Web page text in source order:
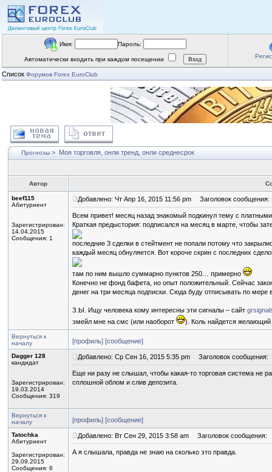
Имя: Пароль:
Автоматически входить при каждом посещении
Список Форумов Forex EuroClub
Прогнозы > Моя торговля, онли тренд, онли среднесрок
Автор
beef115
Абитуриент
Зарегистрирован:
14.04.2015
Сообщения: 1
Добавлено: Чт Апр 16, 2015 11:56 pm Заголовок сообщения:
Всем привет! месяц назад знакомый подкинул тему с
Краткая предыстория: подписался на месяц в марте, чтобы
последние 3 сделки в стейтмент не попали потому что
каждый месяц обнуляется. Вот короче скрин с последних
там по ним вышло суммарно пунктов 250… примерно
Конечно не фонд бафета, но опыт положительный. Сейчас
денег на три месяца подписки. Сюда буду отписывать по мере
З.Ы. Ищу человека кому интересны эти сигналы – сайт
эмейл мне на смс (или наоборот
). Коль найдется
Вернуться к
началу
[профиль] [сообщение]
Dagger 128
кандидат
Зарегистрирован:
19.03.2014
Сообщения: 319
Добавлено: Ср Сен 16, 2015 5:35 pm Заголовок сообщения:
Еще ни разу не слышал, чтобы какая-то торговая система не
сплошной облом и слив депозита.
Вернуться к
началу
[профиль] [сообщение]
Tatochka
Абитуриент
Зарегистрирован:
29.09.2015
Сообщения: 6
Добавлено: Вт Сен 29, 2015 3:58 am Заголовок сообщения:
А я слышала, правда не знаю на сколько это правда.